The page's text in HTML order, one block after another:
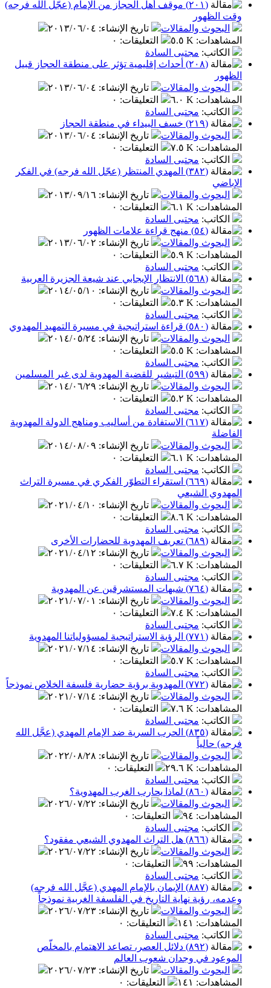
(٢٠١) موقف أهل الحجاز من الإمام (عجّل الله فرجه)
وقت الظهور
البحوث والمقالات
تاريخ الإنشاء: ٢٠١٣/٠٦/٠٤
المشاهدات: ٥.٥ K التعليقات: ٠
الكاتب: مجتبى السادة
(٢٠٨) أحداث إقليمية تؤثر على منطقة الحجاز قبيل
الظهور
البحوث والمقالات
تاريخ الإنشاء: ٢٠١٣/٠٦/٠٤
المشاهدات: ٦.٠ K التعليقات: ٠
الكاتب: مجتبى السادة
(٢١٩) خسف البيداء في منطقة الحجاز
البحوث والمقالات
تاريخ الإنشاء: ٢٠١٣/٠٦/٠٤
المشاهدات: ٧.٥ K التعليقات: ٠
الكاتب: مجتبى السادة
(٣٨٢) المهدي المنتظر (عجّل الله فرجه) في الفكر
الإباضي
البحوث والمقالات
تاريخ الإنشاء: ٢٠١٣/٠٩/١٦
المشاهدات: ٦.١ K التعليقات: ٠
الكاتب: مجتبى السادة
(٥٤) منهج قراءة علامات الظهور
البحوث والمقالات
تاريخ الإنشاء: ٢٠١٣/٠٦/٠٢
المشاهدات: ٥.٩ K التعليقات: ٠
الكاتب: مجتبى السادة
(٥٦٨) الانتظار الإيجابي عند شيعة الجزيرة العربية
البحوث والمقالات
تاريخ الإنشاء: ٢٠١٤/٠٥/١٠
المشاهدات: ٥.٣ K التعليقات: ٠
الكاتب: مجتبى السادة
(٥٨٠) قراءة استراتيجية في مسيرة التمهيد المهدوي
البحوث والمقالات
تاريخ الإنشاء: ٢٠١٤/٠٥/٢٤
المشاهدات: ٥.٥ K التعليقات: ٠
الكاتب: مجتبى السادة
(٥٩٩) التبشير للقضية المهدوية لدى غير المسلمين
البحوث والمقالات
تاريخ الإنشاء: ٢٠١٤/٠٦/٢٩
المشاهدات: ٥.٢ K التعليقات: ٠
الكاتب: مجتبى السادة
(٦١٧) الاستفادة من أساليب ومناهج الدولة المهدوية
الفاضلة
البحوث والمقالات
تاريخ الإنشاء: ٢٠١٤/٠٨/٠٩
المشاهدات: ٦.١ K التعليقات: ٠
الكاتب: مجتبى السادة
(٦٦٩) استقراء التطوّر الفكري في مسيرة التراث
المهدوي الشيعي
البحوث والمقالات
تاريخ الإنشاء: ٢٠٢١/٠٤/١٠
المشاهدات: ٨.٦ K التعليقات: ٠
الكاتب: مجتبى السادة
(٦٨٩) تعريف المهدوية للحضارات الأخرى
البحوث والمقالات
تاريخ الإنشاء: ٢٠٢١/٠٤/١٢
المشاهدات: ٦.٧ K التعليقات: ٠
الكاتب: مجتبى السادة
(٧٦٤) شبهات المستشرقين عن المهدوية
البحوث والمقالات
تاريخ الإنشاء: ٢٠٢١/٠٧/٠١
المشاهدات: ٧.٤ K التعليقات: ٠
الكاتب: مجتبى السادة
(٧٧١) الرؤية الاستراتيجية لمسؤولياتنا المهدوية
البحوث والمقالات
تاريخ الإنشاء: ٢٠٢١/٠٧/١٤
المشاهدات: ٥.٧ K التعليقات: ٠
الكاتب: مجتبى السادة
(٧٧٢) المهدوية برؤية حضارية فلسفة الخلاص نموذجاً
البحوث والمقالات
تاريخ الإنشاء: ٢٠٢١/٠٧/١٤
المشاهدات: ٧.٦ K التعليقات: ٠
الكاتب: مجتبى السادة
(٨٣٥) الحرب السرية ضد الإمام المهدي (عجَّل الله
فرجه) حالياً
البحوث والمقالات
تاريخ الإنشاء: ٢٠٢٢/٠٨/٢٨
المشاهدات: ٢٩.٦ K التعليقات: ٠
الكاتب: مجتبى السادة
(٨٦٠) لماذا يحارب الغرب المهدوية؟
البحوث والمقالات
تاريخ الإنشاء: ٢٠٢٦/٠٧/٢٢
المشاهدات: ٩٤ التعليقات: ٠
الكاتب: مجتبى السادة
(٨٦٦) هل التراث المهدوي الشيعي مفقود؟
البحوث والمقالات
تاريخ الإنشاء: ٢٠٢٦/٠٧/٢٢
المشاهدات: ٩٩ التعليقات: ٠
الكاتب: مجتبى السادة
(٨٨٧) الإيمان بالإمام المهدي (عجَّل الله فرجه)
وعدمه، رؤية نهاية التاريخ في الفلسفة الغربية نموذجاً
البحوث والمقالات
تاريخ الإنشاء: ٢٠٢٦/٠٧/٢٣
المشاهدات: ١٤١ التعليقات: ٠
الكاتب: مجتبى السادة
(٨٩٢) دلائل العصر، تصاعد الاهتمام بالمخلّص
الموعود في وجدان شعوب العالم
البحوث والمقالات
تاريخ الإنشاء: ٢٠٢٦/٠٧/٢٣
المشاهدات: ١٤١ التعليقات: ٠